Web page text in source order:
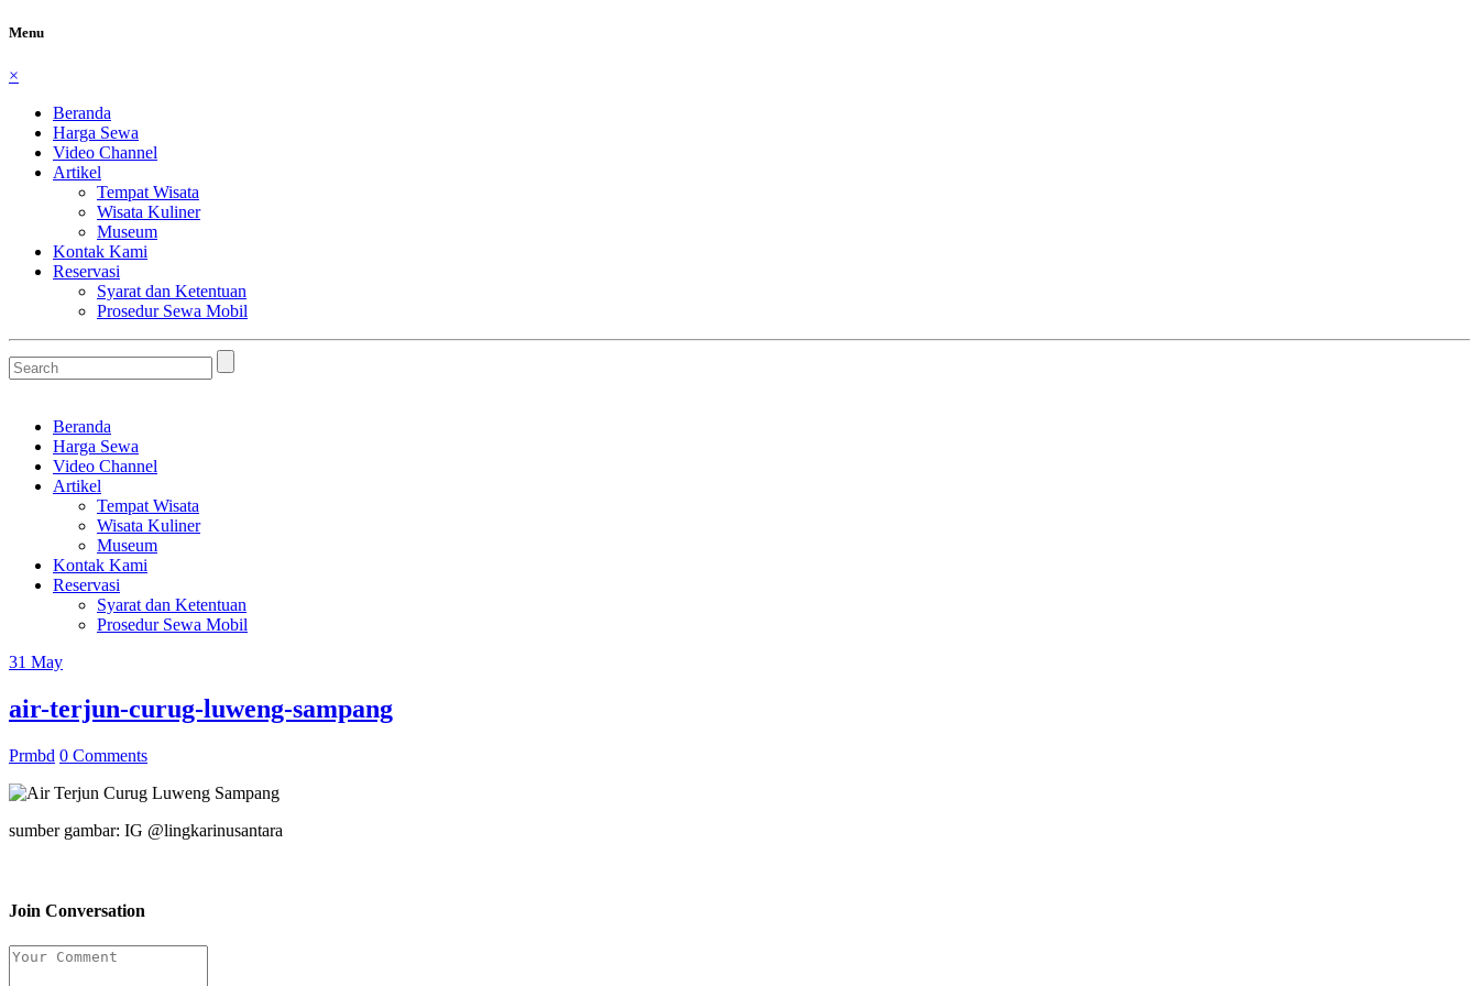
Menu
×
Beranda
Harga Sewa
Video Channel
Artikel
Tempat Wisata
Wisata Kuliner
Museum
Kontak Kami
Reservasi
Syarat dan Ketentuan
Prosedur Sewa Mobil
Beranda
Harga Sewa
Video Channel
Artikel
Tempat Wisata
Wisata Kuliner
Museum
Kontak Kami
Reservasi
Syarat dan Ketentuan
Prosedur Sewa Mobil
31 May
air-terjun-curug-luweng-sampang
Prmbd 0 Comments
sumber gambar: IG @lingkarinusantara
Join Conversation